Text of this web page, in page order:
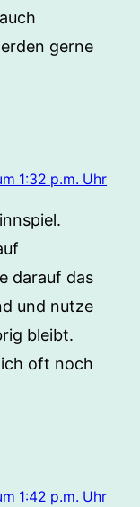
gerne
1:32 p.m. Uhr
darauf das
und nutze
bleibt.
oft noch
1:42 p.m. Uhr